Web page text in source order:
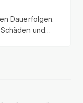
Dauerfolgen.
und